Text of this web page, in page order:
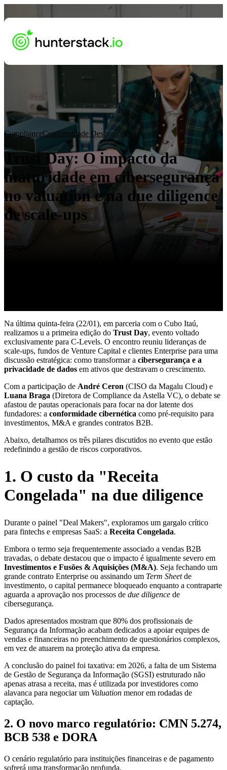
ComplianceConformidade Descomplicada
Trust Day: O impacto da
maturidade em cibersegurança
no valuation e na due diligence
de scale-ups
Na última quinta-feira (22/01), em parceria com o Cubo Itaú,
realizamos u a primeira edição do Trust Day, evento voltado
exclusivamente para C-Levels. O encontro reuniu lideranças de
scale-ups, fundos de Venture Capital e clientes Enterprise para uma
discussão estratégica: como transformar a cibersegurança e a
privacidade de dados em ativos que destravam o crescimento.
Com a participação de André Ceron (CISO da Magalu Cloud) e
Luana Braga (Diretora de Compliance da Astella VC), o debate se
afastou de pautas operacionais para focar na dor latente dos
fundadores: a conformidade cibernética como pré-requisito para
investimentos, M&A e grandes contratos B2B.
Abaixo, detalhamos os três pilares discutidos no evento que estão
redefinindo a gestão de riscos corporativos.
1. O custo da "Receita
Congelada" na due diligence
Durante o painel "Deal Makers", exploramos um gargalo crítico
para fintechs e empresas SaaS: a Receita Congelada.
Embora o termo seja frequentemente associado a vendas B2B
travadas, o debate destacou que o impacto é igualmente severo em
Investimentos e Fusões & Aquisições (M&A). Seja fechando um
grande contrato Enterprise ou assinando um Term Sheetde
investimento, o capital permanece bloqueado enquanto a contraparte
aguarda a aprovação nos processos de due diligence de
cibersegurança.
Dados apresentados mostram que 80% dos profissionais de
Segurança da Informação acabam dedicados a apoiar equipes de
vendas e financeiras no preenchimento de questionários complexos,
em vez de atuarem na proteção ativa da empresa.
A conclusão do painel foi taxativa: em 2026, a falta de um Sistema
de Gestão de Segurança da Informação (SGSI) estruturado não
apenas atrasa a receita, mas é utilizada por investidores como
alavanca para negociar um Valuation menor em rodadas de
captação.
2. O novo marco regulatório: CMN 5.274,
BCB 538 e DORA
O cenário regulatório para instituições financeiras e de pagamento
sofrerá uma transformação profunda.